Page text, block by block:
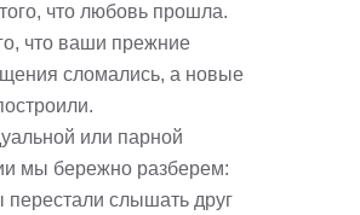
что любовь прошла.
что ваши прежние
сломались, а новые
или парной
мы бережно разберем:
слышать друг